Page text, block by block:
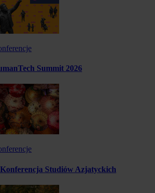
Summit 2026
Studiów Azjatyckich